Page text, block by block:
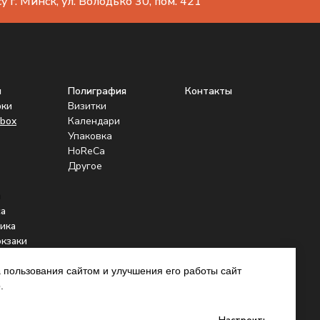
Контакты
Полиграфия
Визитки
Календари
Упаковка
HoReCa
Другое
сайтом и улучшения его работы сайт